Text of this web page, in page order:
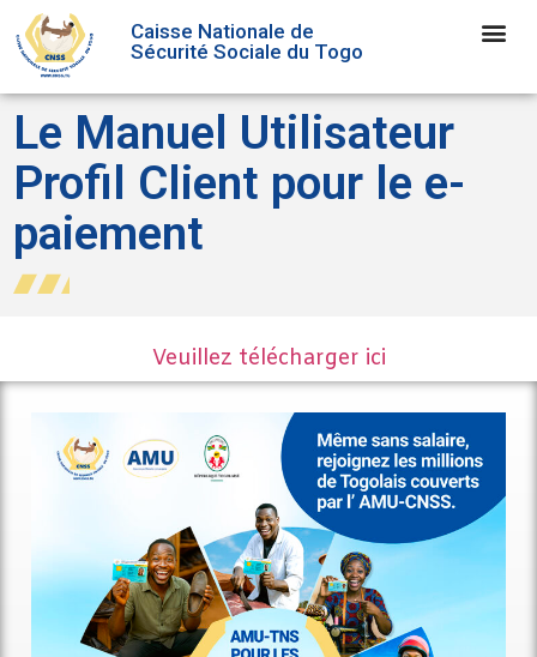
Caisse Nationale de
Sécurité Sociale du Togo
Le Manuel Utilisateur
Profil Client pour le e-
paiement
Veuillez télécharger ici